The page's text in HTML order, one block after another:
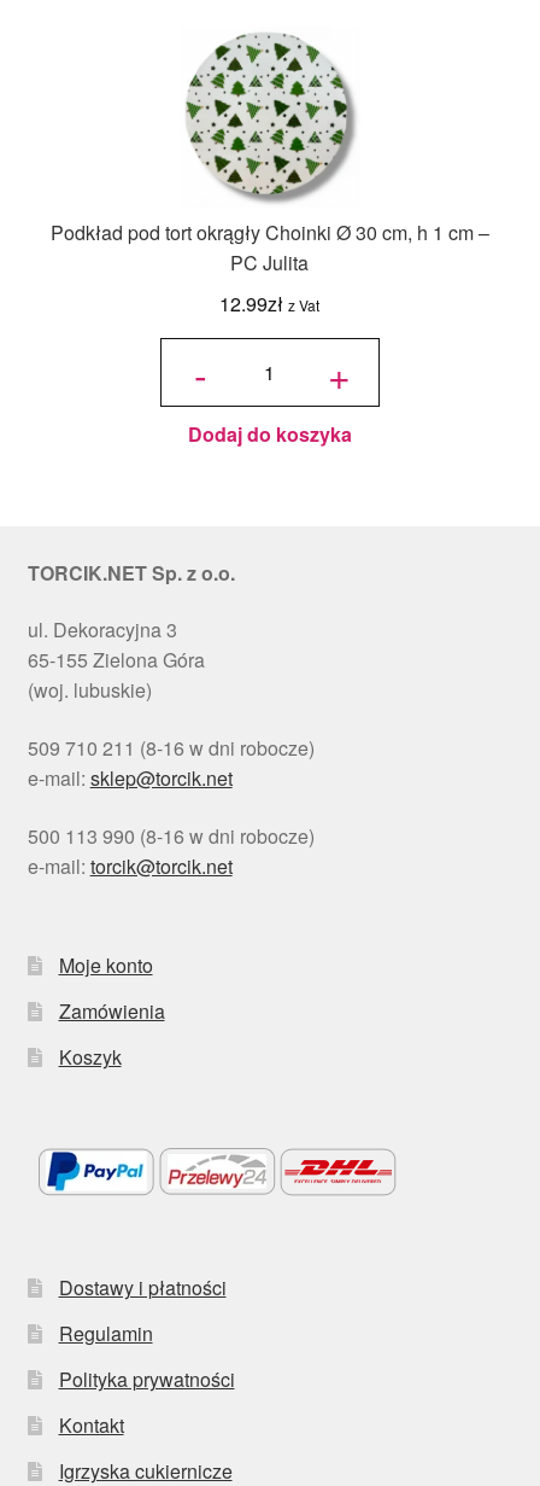
Podkład pod tort okrągły Choinki Ø 30 cm, h 1 cm –
PC Julita
12.99zł z Vat
-
ilość
okrągły
Choinki
Ø 30
cm, h 1
cm - PC
+
Dodaj do koszyka
TORCIK.NET Sp. z o.o.
ul. Dekoracyjna 3
65-155 Zielona Góra
(woj. lubuskie)
509 710 211 (8-16 w dni robocze)
e-mail: sklep@torcik.net
500 113 990 (8-16 w dni robocze)
e-mail: torcik@torcik.net
Moje konto
Zamówienia
Koszyk
Dostawy i płatności
Regulamin
Polityka prywatności
Kontakt
Igrzyska cukiernicze